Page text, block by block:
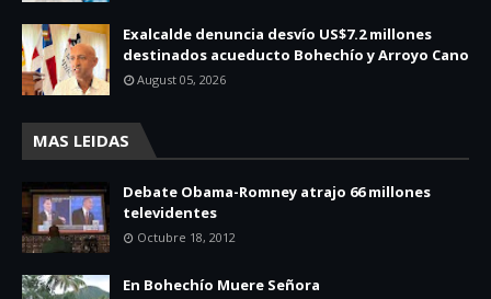
Exalcalde denuncia desvío US$7.2 millones
destinados acueducto Bohechío y Arroyo Cano
August 05, 2026
MAS LEIDAS
Debate Obama-Romney atrajo 66 millones
televidentes
Octubre 18, 2012
En Bohechío Muere Señora